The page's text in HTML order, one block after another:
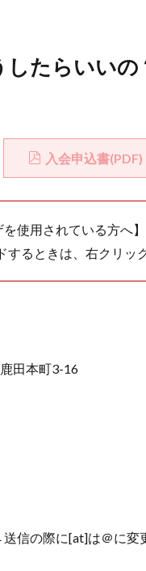
たらいいの
入会申込書(PDF)
使用されている方へ】
するときは、右クリッ
田本町3-16
信の際に[at]は＠に変